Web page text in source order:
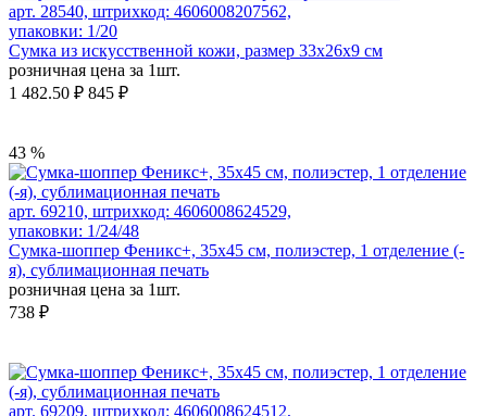
арт. 28540, штрихкод: 4606008207562,
упаковки: 1/20
Сумка из искусственной кожи, размер 33х26х9 см
розничная цена за 1шт.
1 482.50 ₽ 845 ₽
43 %
арт. 69210, штрихкод: 4606008624529,
упаковки: 1/24/48
Сумка-шоппер Феникс+, 35x45 см, полиэстер, 1 отделение (-
я), сублимационная печать
розничная цена за 1шт.
738 ₽
арт. 69209, штрихкод: 4606008624512,